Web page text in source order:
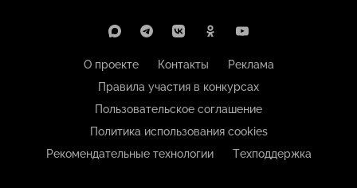
О проекте Контакты
Реклама
Правила участия в конкурсах
Пользовательское соглашение
Политика использования cookies
Рекомендательные технологии
Техподдержка